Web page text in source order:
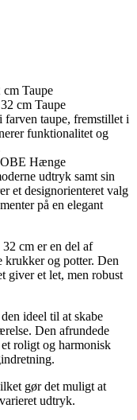
Taupe
taupe, fremstillet i
funktionalitet og
Hænge
udtryk samt sin
et designorienteret valg
på en elegant
cm er en del af
krukker og potter. Den
giver et let, men robust
ideel til at skabe
Den afrundede
roligt og harmonisk
gør det muligt at
udtryk.